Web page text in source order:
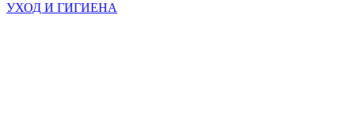
УХОД И ГИГИЕНА